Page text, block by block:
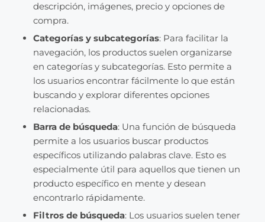
descripción, imágenes, precio y opciones de
compra.
Categorías y subcategorías: Para facilitar la
navegación, los productos suelen organizarse
en categorías y subcategorías. Esto permite a
los usuarios encontrar fácilmente lo que están
buscando y explorar diferentes opciones
relacionadas.
Barra de búsqueda: Una función de búsqueda
permite a los usuarios buscar productos
específicos utilizando palabras clave. Esto es
especialmente útil para aquellos que tienen un
producto específico en mente y desean
encontrarlo rápidamente.
Filtros de búsqueda: Los usuarios suelen tener